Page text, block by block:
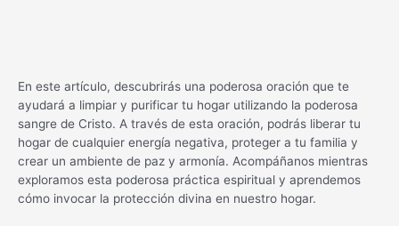
En este artículo, descubrirás una poderosa oración que te
ayudará a limpiar y purificar tu hogar utilizando la poderosa
sangre de Cristo. A través de esta oración, podrás liberar tu
hogar de cualquier energía negativa, proteger a tu familia y
crear un ambiente de paz y armonía. Acompáñanos mientras
exploramos esta poderosa práctica espiritual y aprendemos
cómo invocar la protección divina en nuestro hogar.